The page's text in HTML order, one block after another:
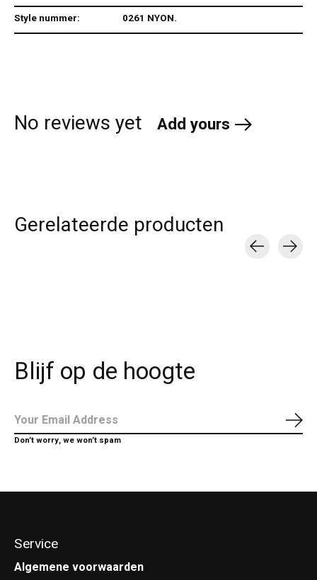
Style nummer:
0261 NYON.
No reviews yet Add yours
Gerelateerde producten
Blijf op de hoogte
Don’t worry, we won’t spam
Service
Algemene voorwaarden